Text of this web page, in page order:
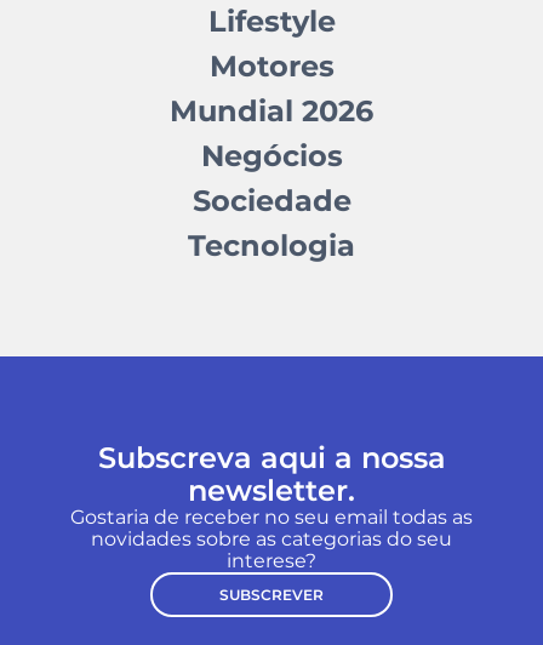
Lifestyle
Motores
Mundial 2026
Negócios
Sociedade
Tecnologia
Subscreva aqui a nossa
newsletter.
Gostaria de receber no seu email todas as
novidades sobre as categorias do seu
interese?
SUBSCREVER